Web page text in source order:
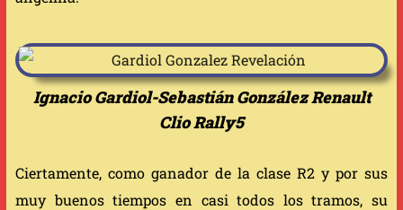
Ignacio Gardiol-Sebastián González Renault
Clio Rally5
Ciertamente, como ganador de la clase R2 y por sus
muy buenos tiempos en casi todos los tramos, su